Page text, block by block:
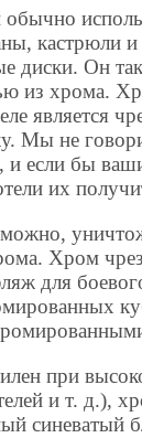
кастрюли
диски. Он
из хрома.
является
Мы не
если бы
их
Хром
для
при
и т. д.),
синеватый